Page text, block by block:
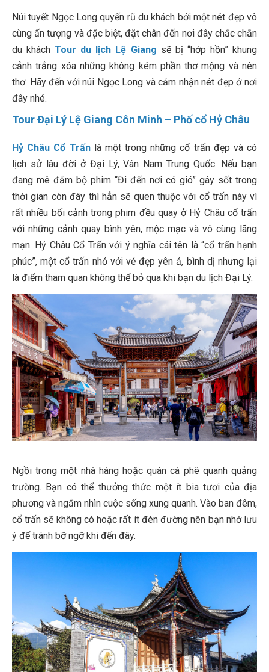
Núi tuyết Ngọc Long quyến rũ du khách bởi một nét đẹp vô
cùng ấn tượng và đặc biệt, đặt chân đến nơi đây chắc chắn
du kháchTour du lịch Lệ Giang sẽ bị “hớp hồn” khung
cảnh trắng xóa những không kém phần thơ mộng và nên
thơ. Hãy đến với núi Ngọc Long và cảm nhận nét đẹp ở nơi
đây nhé.
Tour Đại Lý Lệ Giang Côn Minh – Phố cổ Hỷ Châu
Hỷ Châu Cổ Trấnlà một trong những cổ trấn đẹp và có
lịch sử lâu đời ở Đại Lý, Vân Nam Trung Quốc. Nếu bạn
đang mê đắm bộ phim “Đi đến nơi có gió” gây sốt trong
thời gian còn đây thì hẳn sẽ quen thuộc với cổ trấn này vì
rất nhiều bối cảnh trong phim đều quay ở Hỷ Châu cổ trấn
với những cảnh quay bình yên, mộc mạc và vô cùng lãng
mạn. Hỷ Châu Cổ Trấn với ý nghĩa cái tên là “cổ trấn hạnh
phúc”, một cổ trấn nhỏ với vẻ đẹp yên ả, bình dị nhưng lại
là điểm tham quan không thể bỏ qua khi bạn du lịch Đại Lý.
Ngồi trong một nhà hàng hoặc quán cà phê quanh quảng
trường. Bạn có thể thưởng thức một ít bia tươi của địa
phương và ngắm nhìn cuộc sống xung quanh. Vào ban đêm,
cổ trấn sẽ không có hoặc rất ít đèn đường nên bạn nhớ lưu
ý để tránh bỡ ngỡ khi đến đây.